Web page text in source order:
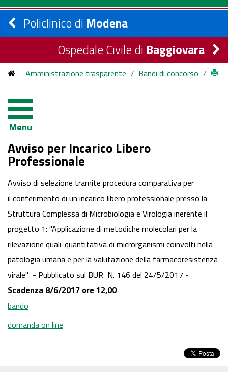
Policlinico di Modena
Ospedale Civile di Baggiovara
Amministrazione trasparente / Bandi di concorso /
incarico libero professionale STRUTTURA COMPLESSA DI
MICROBIOLOGIA E VIROLOGIA
Menu
Avviso per Incarico Libero
Professionale
Avviso di selezione tramite procedura comparativa per
il conferimento di un incarico libero professionale presso la
Struttura Complessa di Microbiologia e Virologia inerente il
progetto 1: "Applicazione di metodiche molecolari per la
rilevazione quali-quantitativa di microrganismi coinvolti nella
patologia umana e per la valutazione della farmacoresistenza
virale" - Pubblicato sul BUR N. 146 del 24/5/2017 -
Scadenza 8/6/2017 ore 12,00
bando
domanda on line